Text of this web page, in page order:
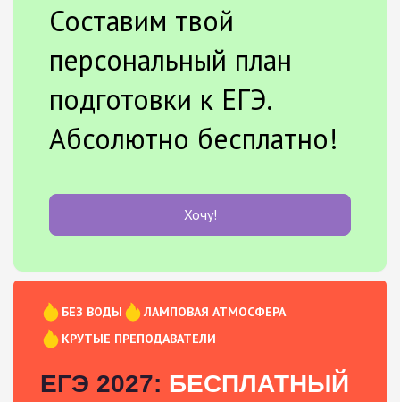
Составим твой
персональный план
подготовки к ЕГЭ.
Абсолютно бесплатно!
Хочу!
БЕЗ ВОДЫ
ЛАМПОВАЯ АТМОСФЕРА
КРУТЫЕ ПРЕПОДАВАТЕЛИ
ЕГЭ 2027: БЕСПЛАТНЫЙ